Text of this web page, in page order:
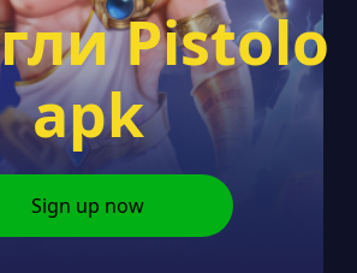
Pistolo
apk
Sign up now